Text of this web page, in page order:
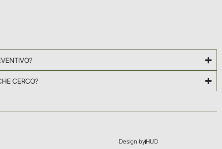
CERCO?
Design byHUD